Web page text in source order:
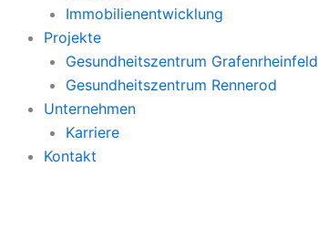
Immobilienentwicklung
Projekte
Gesundheitszentrum Grafenrheinfeld
Gesundheitszentrum Rennerod
Unternehmen
Karriere
Kontakt